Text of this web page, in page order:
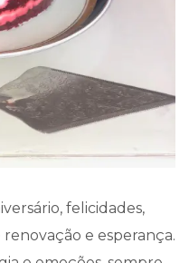
felicidades,
e esperança.